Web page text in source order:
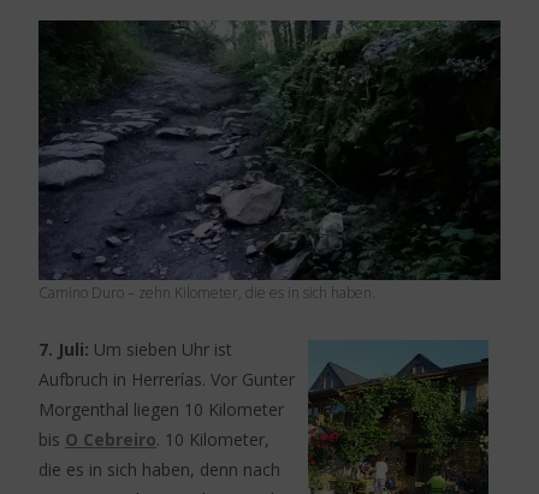
Camino Duro – zehn Kilometer, die es in sich haben.
7. Juli: Um sieben Uhr ist
Aufbruch in Herrerías. Vor Gunter
Morgenthal liegen 10 Kilometer
bis O Cebreiro. 10 Kilometer,
die es in sich haben, denn nach